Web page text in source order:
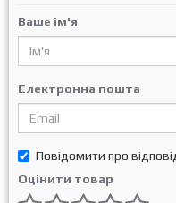
Ваше ім'я
Електронна пошта
Повідомити про
Оцінити товар